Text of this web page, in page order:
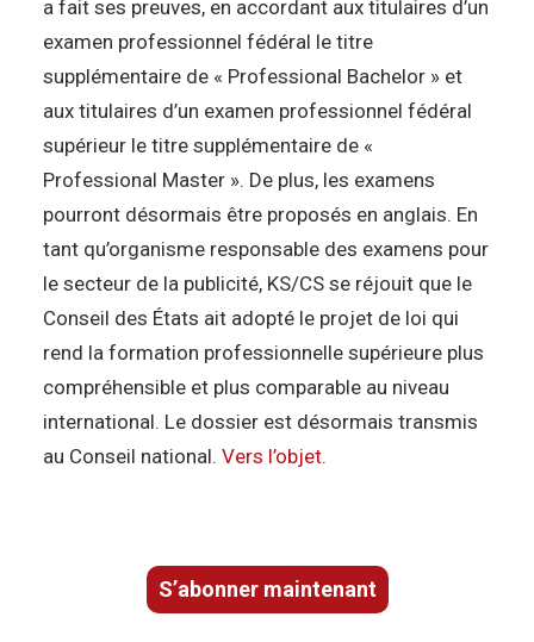
a fait ses preuves, en accordant aux titulaires d’un
examen professionnel fédéral le titre
supplémentaire de « Professional Bachelor » et
aux titulaires d’un examen professionnel fédéral
supérieur le titre supplémentaire de «
Professional Master ». De plus, les examens
pourront désormais être proposés en anglais. En
tant qu’organisme responsable des examens pour
le secteur de la publicité, KS/CS se réjouit que le
Conseil des États ait adopté le projet de loi qui
rend la formation professionnelle supérieure plus
compréhensible et plus comparable au niveau
international. Le dossier est désormais transmis
au Conseil national. Vers l’objet.
S’abonner maintenant